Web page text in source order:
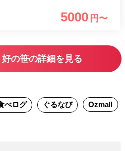
のお肉5種】 ・黒毛和牛リブロー
ーベット】
5000 円〜
の笹の詳細を見る
べログ ぐるなび Ozmall